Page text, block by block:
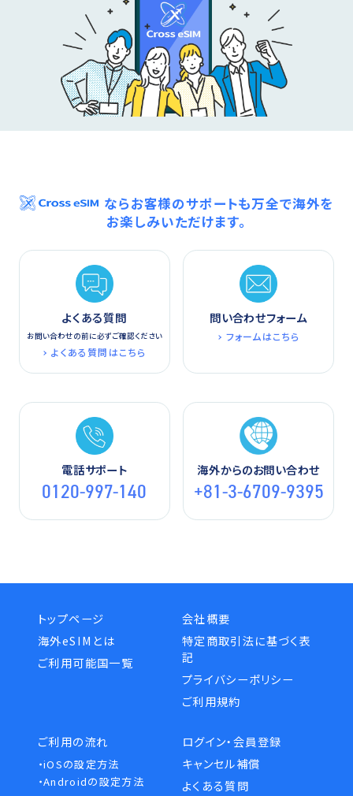
ならお客様のサポートも万全で海外を
お楽しみいただけます。
よくある質問
お問い合わせの前に必ずご確認ください
よくある質問はこちら
問い合わせフォーム
フォームはこちら
電話サポート
0120-997-140
海外からのお問い合わせ
+81-3-6709-9395
トップページ
海外eSIMとは
ご利用可能国一覧
ご利用の流れ
・iOSの設定方法
・Androidの設定方法
会社概要
特定商取引法に基づく表
記
プライバシーポリシー
ご利用規約
ログイン・会員登録
キャンセル補償
よくある質問